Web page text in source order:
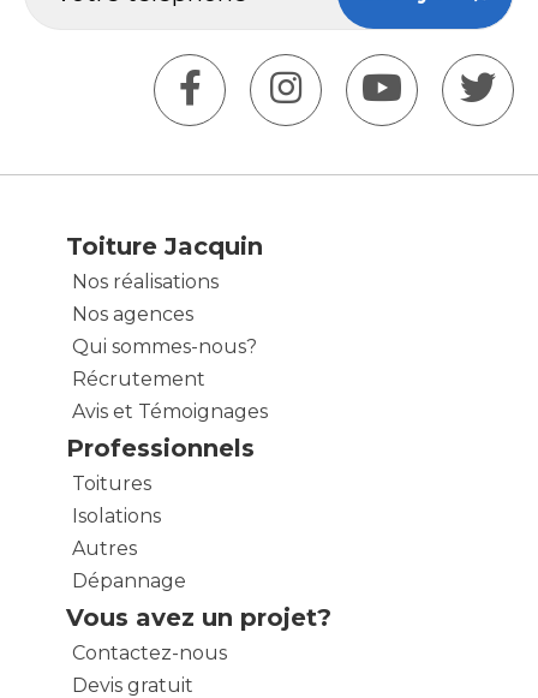
Toiture Jacquin
Nos réalisations
Nos agences
Qui sommes-nous?
Récrutement
Avis et Témoignages
Professionnels
Toitures
Isolations
Autres
Dépannage
Vous avez un projet?
Contactez-nous
Devis gratuit